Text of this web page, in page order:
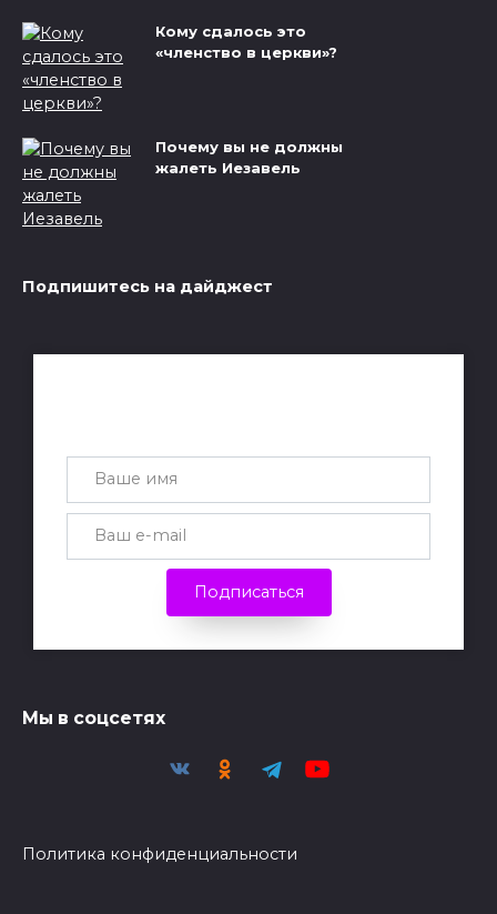
Кому сдалось это
«членство в церкви»?
Почему вы не должны
жалеть Иезавель
Подпишитесь на дайджест
Подписаться
Мы в соцсетях
Политика конфиденциальности